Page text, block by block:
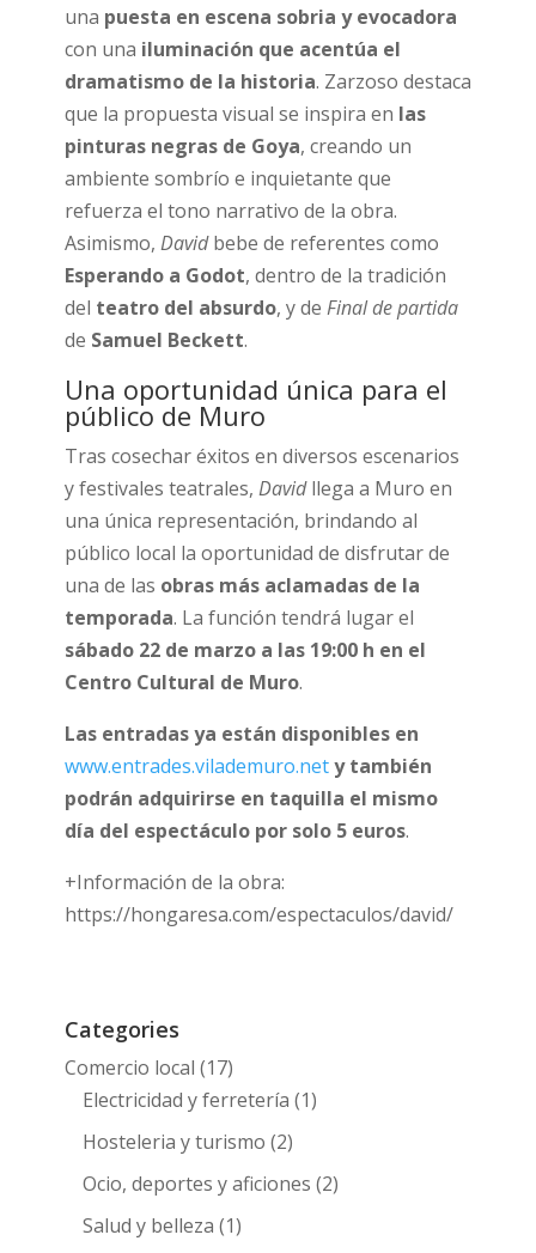
una puesta en escena sobria y evocadora
con una iluminación que acentúa el
dramatismo de la historia. Zarzoso destaca
que la propuesta visual se inspira en las
pinturas negras de Goya, creando un
ambiente sombrío e inquietante que
refuerza el tono narrativo de la obra.
Asimismo, Davidbebe de referentes como
Esperando a Godot, dentro de la tradición
del teatro del absurdo, y de Final de partida
de Samuel Beckett.
Una oportunidad única para el
público de Muro
Tras cosechar éxitos en diversos escenarios
y festivales teatrales, Davidllega a Muro en
una única representación, brindando al
público local la oportunidad de disfrutar de
una de las obras más aclamadas de la
temporada. La función tendrá lugar el
sábado 22 de marzo a las 19:00 h en el
Centro Cultural de Muro.
Las entradas ya están disponibles en
www.entrades.vilademuro.nety también
podrán adquirirse en taquilla el mismo
día del espectáculo por solo 5 euros.
+Información de la obra:
https://hongaresa.com/espectaculos/david/
Categories
Comercio local (17)
Electricidad y ferretería (1)
Hosteleria y turismo (2)
Ocio, deportes y aficiones (2)
Salud y belleza (1)